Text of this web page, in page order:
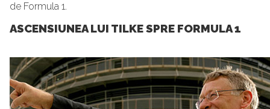
de Formula 1.
ASCENSIUNEA LUI TILKE SPRE FORMULA 1